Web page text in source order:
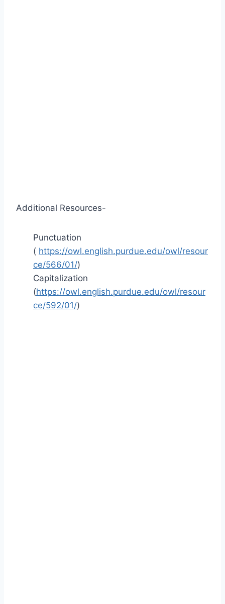
Additional Resources-
Punctuation
( https://owl.english.purdue.edu/owl/resour
ce/566/01/)
Capitalization
(https://owl.english.purdue.edu/owl/resour
ce/592/01/)